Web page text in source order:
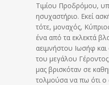
Τιμίου Προδρόμου,
ησυχαστήριο. Εκεί
τότε, μοναχός,
ένα από τα εκλεκτά
αειμνήστου Ιωσήφ
του μεγάλου
μας βρισκόταν σε
τολμούσα να πω ότι ο